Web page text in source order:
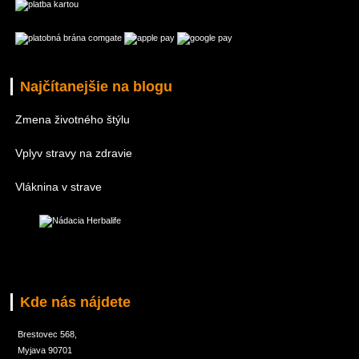
Najčítanejšie na blogu
Zmena životného štýlu
Vplyv stravy na zdravie
Vláknina v strave
Kde nás nájdete
Brestovec 568,
Myjava 90701